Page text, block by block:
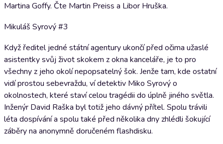
Martina Goffy. Čte Martin Preiss a Libor Hruška.
Mikuláš Syrový #3
Když ředitel jedné státní agentury ukončí před očima užaslé
asistentky svůj život skokem z okna kanceláře, je to pro
všechny z jeho okolí nepopsatelný šok. Jenže tam, kde ostatní
vidí prostou sebevraždu, ví detektiv Miko Syrový o
okolnostech, které staví celou tragédii do úplně jiného světla.
Inženýr David Raška byl totiž jeho dávný přítel. Spolu trávili
léta dospívání a spolu také před několika dny zhlédli šokující
záběry na anonymně doručeném flashdisku.